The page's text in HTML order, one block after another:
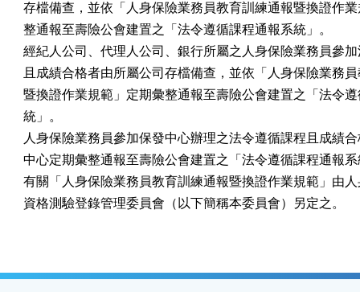
存檔備查，並依「人身保險業務員教育訓練通報暨換證作
整通報至壽險公會建置之「法令遵循課程通報系統」。
經紀人公司、代理人公司、銀行所屬之人身保險業務員參
且成績合格者由所屬公司存檔備查，並依「人身保險業務
暨換證作業規範」定期彙整通報至壽險公會建置之「法令
統」。
人身保險業務員參加保發中心辦理之法令遵循課程且成績
中心定期彙整通報至壽險公會建置之「法令遵循課程通報
有關「人身保險業務員教育訓練通報暨換證作業規範」由
資格測驗登錄管理委員會（以下簡稱本委員會）另定之。